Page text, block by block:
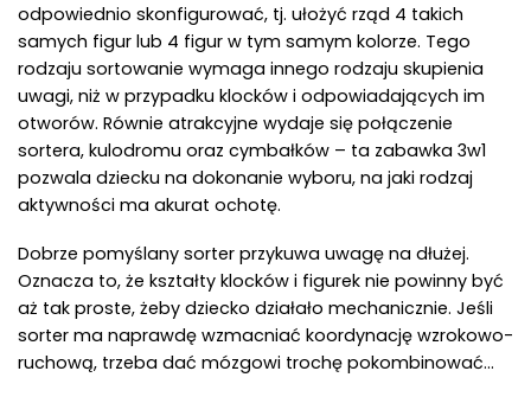
odpowiednio skonfigurować, tj. ułożyć rząd 4 takich
samych figur lub 4 figur w tym samym kolorze. Tego
rodzaju sortowanie wymaga innego rodzaju skupienia
uwagi, niż w przypadku klocków i odpowiadających im
otworów. Równie atrakcyjne wydaje się połączenie
sortera, kulodromu oraz cymbałków – ta zabawka 3w1
pozwala dziecku na dokonanie wyboru, na jaki rodzaj
aktywności ma akurat ochotę.
Dobrze pomyślany sorter przykuwa uwagę na dłużej.
Oznacza to, że kształty klocków i figurek nie powinny być
aż tak proste, żeby dziecko działało mechanicznie. Jeśli
sorter ma naprawdę wzmacniać koordynację wzrokowo-
ruchową, trzeba dać mózgowi trochę pokombinować…